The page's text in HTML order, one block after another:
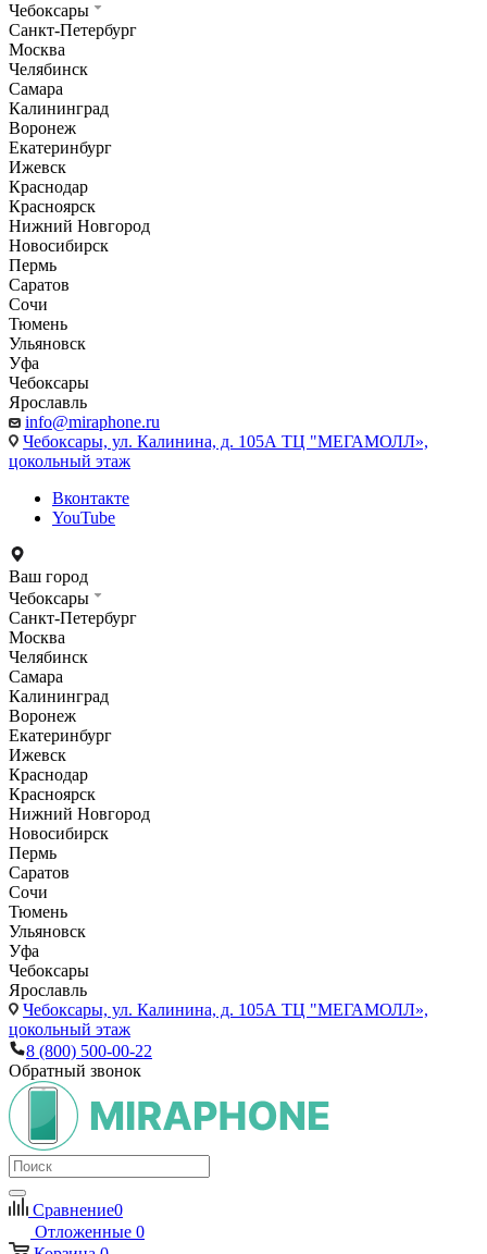
Чебоксары
Санкт-Петербург
Москва
Челябинск
Самара
Калининград
Воронеж
Екатеринбург
Ижевск
Краснодар
Красноярск
Нижний Новгород
Новосибирск
Пермь
Саратов
Сочи
Тюмень
Ульяновск
Уфа
Чебоксары
Ярославль
info@miraphone.ru
Чебоксары, ул. Калинина, д. 105А ТЦ "МЕГАМОЛЛ»,
цокольный этаж
Вконтакте
YouTube
Ваш город
Чебоксары
Санкт-Петербург
Москва
Челябинск
Самара
Калининград
Воронеж
Екатеринбург
Ижевск
Краснодар
Красноярск
Нижний Новгород
Новосибирск
Пермь
Саратов
Сочи
Тюмень
Ульяновск
Уфа
Чебоксары
Ярославль
Чебоксары, ул. Калинина, д. 105А ТЦ "МЕГАМОЛЛ»,
цокольный этаж
8 (800) 500-00-22
Обратный звонок
Сравнение0
Отложенные 0